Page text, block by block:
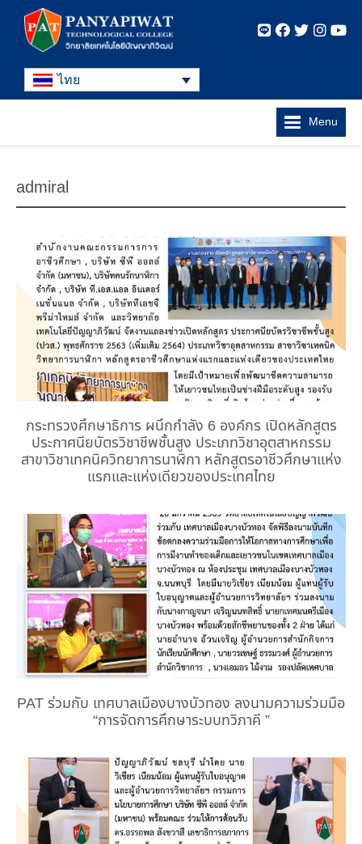
ไทย
Menu
admiral
กระทรวงศึกษาธิการ ผนึกกำลัง 6 องค์กร เปิดหลักสูตร
ประกาศนียบัตรวิชาชีพชั้นสูง ประเภทวิชาอุตสาหกรรม
สาขาวิชาเทคนิควิทยาการนาฬิกา หลักสูตรอาชีวศึกษาแห่ง
แรกและแห่งเดียวของประเทศไทย
PAT ร่วมกับ เทศบาลเมืองบางบัวทอง ลงนามความร่วมมือ
“การจัดการศึกษาระบบทวิภาคี ”